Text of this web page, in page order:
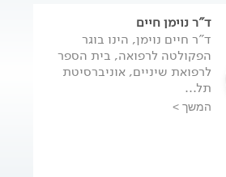
ד"ר נוימן חיים
ד"ר חיים נוימן, הינו בוגר
הפקולטה לרפואה, בית הספר
לרפואת שיניים, אוניברסיטת
תל...
המשך >